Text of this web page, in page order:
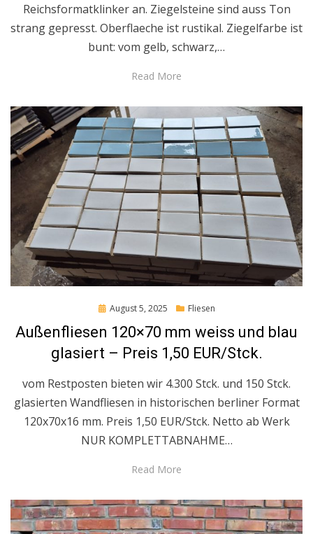
Reichsformatklinker an. Ziegelsteine sind auss Ton
strang gepresst. Oberflaeche ist rustikal. Ziegelfarbe ist
bunt: vom gelb, schwarz,…
Read More
Posted
August 5, 2025 Fliesen
Außenfliesen 120×70 mm weiss und blau
glasiert – Preis 1,50 EUR/Stck.
vom Restposten bieten wir 4.300 Stck. und 150 Stck.
glasierten Wandfliesen in historischen berliner Format
120x70x16 mm. Preis 1,50 EUR/Stck. Netto ab Werk
NUR KOMPLETTABNAHME…
Read More